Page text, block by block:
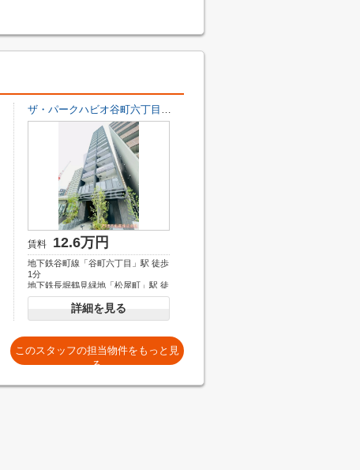
ザ・パークハビオ谷町六丁目クロス
賃料 12.6万円
地下鉄谷町線「谷町六丁目」駅 徒歩
1分
地下鉄長堀鶴見緑地「松屋町」駅 徒
歩5分
地下鉄谷町線「谷町四丁目」駅 徒歩
7分
詳細を見る
このスタッフの担当物件をもっと見
る